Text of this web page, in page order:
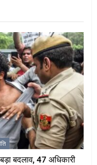
बदलाव, 47 अधिकारी